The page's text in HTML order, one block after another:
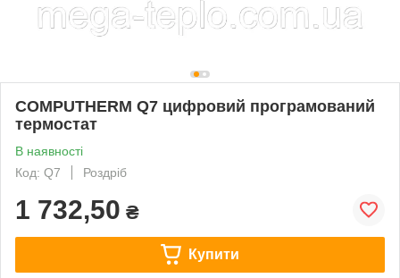
COMPUTHERM Q7 цифровий програмований
термостат
В наявності
Код: Q7
Роздріб
1 732,50 ₴
Купити